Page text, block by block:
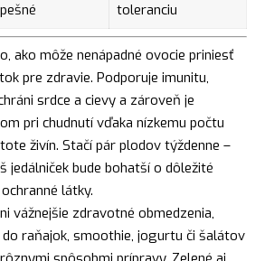
toleranciu
ako môže nenápadné ovocie priniesť
pre zdravie. Podporuje imunitu,
srdce a cievy a zároveň je
pri chudnutí vďaka nízkemu počtu
živín. Stačí pár plodov týždenne –
jedálniček bude bohatší o dôležité
látky.
vážnejšie zdravotné obmedzenia,
raňajok, smoothie, jogurtu či šalátov